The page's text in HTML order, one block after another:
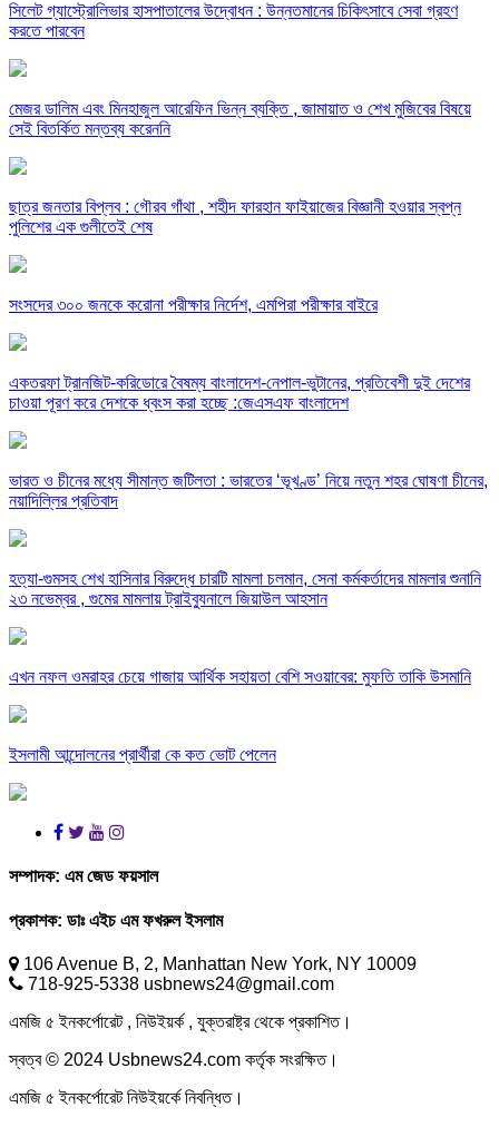
সিলেট গ্যাস্ট্রোলিভার হাসপাতালের উদ্বোধন : উন্নতমানের চিকিৎসাবে সেবা গ্রহণ
করতে পারবেন
মেজর ডালিম এবং মিনহাজুল আরেফিন ভিন্ন ব্যক্তি , জামায়াত ও শেখ মুজিবের বিষয়ে
সেই বিতর্কিত মন্তব্য করেননি
ছাত্র জনতার বিপ্লব : গৌরব গাঁথা , শহীদ ফারহান ফাইয়াজের বিজ্ঞানী হওয়ার স্বপ্ন
পুলিশের এক গুলীতেই শেষ
সংসদের ৩০০ জনকে করোনা পরীক্ষার নির্দেশ, এমপিরা পরীক্ষার বাইরে
একতরফা ট্রানজিট-করিডোরে বৈষম্য বাংলাদেশ-নেপাল-ভুটানের, প্রতিবেশী দুই দেশের
চাওয়া পূরণ করে দেশকে ধ্বংস করা হচ্ছে :জেএসএফ বাংলাদেশ
ভারত ও চীনের মধ্যে সীমান্ত জটিলতা : ভারতের ‘ভূখণ্ড’ নিয়ে নতুন শহর ঘোষণা চীনের,
নয়াদিল্লির প্রতিবাদ
হত্যা-গুমসহ শেখ হাসিনার বিরুদ্ধে চারটি মামলা চলমান, সেনা কর্মকর্তাদের মামলার শুনানি
২৩ নভেম্বর , গুমের মামলায় ট্রাইব্যুনালে জিয়াউল আহসান
এখন নফল ওমরাহর চেয়ে গাজায় আর্থিক সহায়তা বেশি সওয়াবের: মুফতি তাকি উসমানি
ইসলামী আন্দোলনের প্রার্থীরা কে কত ভোট পেলেন
সম্পাদক: এম জেড ফয়সাল
প্রকাশক: ডাঃ এইচ এম ফখরুল ইসলাম
106 Avenue B, 2, Manhattan New York, NY 10009
718-925-5338 usbnews24@gmail.com
এমজি ৫ ইনকর্পোরেট , নিউইয়র্ক , যুক্তরাষ্ট্র থেকে প্রকাশিত।
স্বত্ব © 2024 Usbnews24.com কর্তৃক সংরক্ষিত।
এমজি ৫ ইনকর্পোরেট নিউইয়র্কে নিবন্ধিত।